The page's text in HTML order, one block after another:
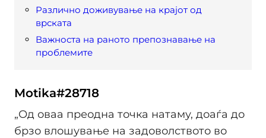
Различно доживување на крајот од
врската
Важноста на раното препознавање на
проблемите
Motika#28718
„Од оваа преодна точка натаму, доаѓа до
брзо влошување на задоволството во